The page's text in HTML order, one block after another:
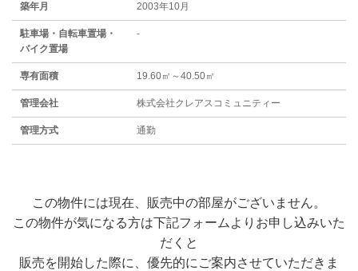
築年月 2003年10月
駐⾞場・⾃転⾞置場・
バイク置場
-
専有面積 19.60㎡～40.50㎡
管理会社 株式会社クレアスコミュニティー
管理方式 通勤
この物件には現在、販売中の部屋がございません。
この物件が気になる方は下記フォームよりお申し込みいた
だくと
販売を開始した際に、優先的にご案内させていただきま